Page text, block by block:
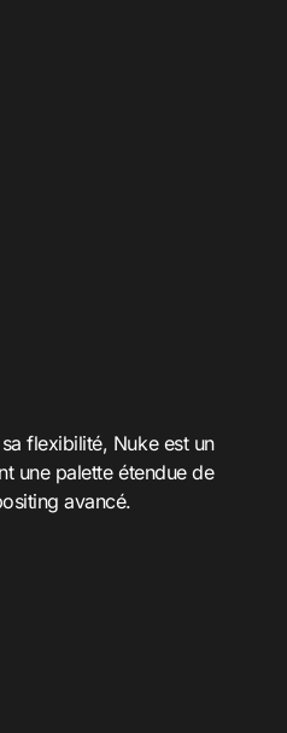
flexibilité, Nuke est un
une palette étendue de
avancé.